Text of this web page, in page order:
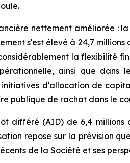
nettement améliorée :
s'est élevé à 24,7
la flexibilité
ainsi que
d'allocation de
publique de rachat dans le
différé (AID) de 6,4
repose sur la prévision
de la Société et ses